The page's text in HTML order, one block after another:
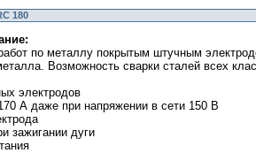
180
по металлу покрытым штучным
Возможность сварки сталей всех
электродов
А даже при напряжении в сети 150 В
зажигании дуги